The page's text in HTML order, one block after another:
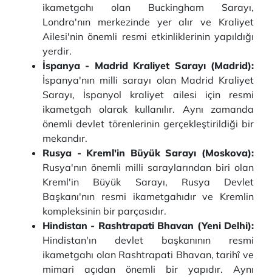
ikametgahı olan Buckingham Sarayı,
Londra'nın merkezinde yer alır ve Kraliyet
Ailesi'nin önemli resmi etkinliklerinin yapıldığı
yerdir.
İspanya - Madrid Kraliyet Sarayı (Madrid):
İspanya'nın milli sarayı olan Madrid Kraliyet
Sarayı, İspanyol kraliyet ailesi için resmi
ikametgah olarak kullanılır. Aynı zamanda
önemli devlet törenlerinin gerçekleştirildiği bir
mekandır.
Rusya - Kreml'in Büyük Sarayı (Moskova):
Rusya'nın önemli milli saraylarından biri olan
Kreml'in Büyük Sarayı, Rusya Devlet
Başkanı'nın resmi ikametgahıdır ve Kremlin
kompleksinin bir parçasıdır.
Hindistan - Rashtrapati Bhavan (Yeni Delhi):
Hindistan'ın devlet başkanının resmi
ikametgahı olan Rashtrapati Bhavan, tarihî ve
mimari açıdan önemli bir yapıdır. Aynı